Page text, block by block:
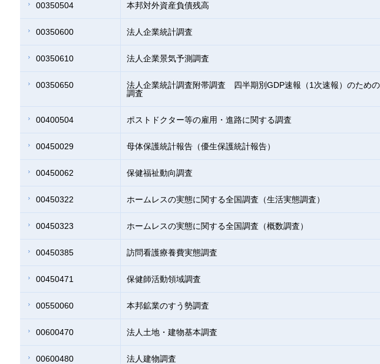
00350504 本邦対外資産負債残高
00350600 法人企業統計調査
00350610 法人企業景気予測調査
00350650
法人企業統計調査附帯調査 四半期別GDP速報（1次速報）のため
調査
00400504 ポストドクター等の雇用・進路に関する調査
00450029 母体保護統計報告（優生保護統計報告）
00450062 保健福祉動向調査
00450322 ホームレスの実態に関する全国調査（生活実態調査）
00450323 ホームレスの実態に関する全国調査（概数調査）
00450385 訪問看護療養費実態調査
00450471 保健師活動領域調査
00550060 本邦鉱業のすう勢調査
00600470 法人土地・建物基本調査
00600480 法人建物調査